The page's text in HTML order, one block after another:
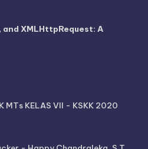
XMLHttpRequest: A
MTs KELAS VII - KSKK 2020